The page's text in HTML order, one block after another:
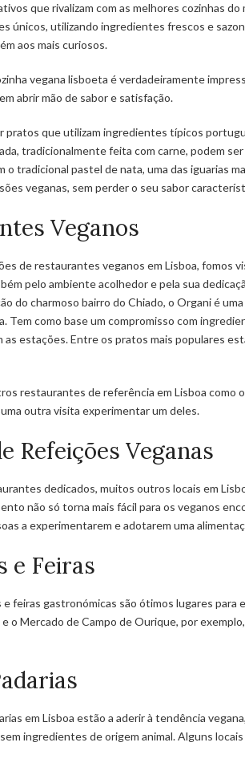
que rivalizam com as melhores cozinhas
únicos, utilizando ingredientes frescos e
aos mais curiosos.
vegana lisboeta é verdadeiramente
abrir mão de sabor e satisfação.
pratos que utilizam ingredientes típicos
tradicionalmente feita com carne, podem
o tradicional pastel de nata, uma das iguarias
veganas, sem perder o seu sabor
Veganos
de restaurantes veganos em Lisboa, fomos
pelo ambiente acolhedor e pela sua
do charmoso bairro do Chiado, o Organi é
Tem como base um compromisso com
as estações. Entre os pratos mais populares
restaurantes de referência em Lisboa como
outra visita experimentar um deles.
Refeições Veganas
dedicados, muitos outros locais em
não só torna mais fácil para os veganos
a experimentarem e adotarem uma
e Feiras
e feiras gastronómicas são ótimos lugares para
o Mercado de Campo de Ourique, por
em Lisboa estão a aderir à tendência
ingredientes de origem animal. Alguns